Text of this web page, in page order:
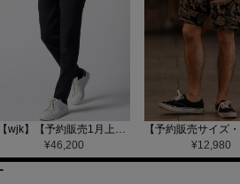
【wjk】【予約販売1月上旬～中旬入荷】function knit easy slacks(jacquard check) ニットイージーパンツ(504 mw08j)
¥46,200 ¥12,980